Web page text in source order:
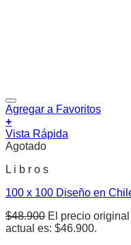
Agregar a Favoritos
+
Vista Rápida
Agotado
L i b r o s
100 x 100 Diseño en
$48.900 El precio
actual es: $46.900.